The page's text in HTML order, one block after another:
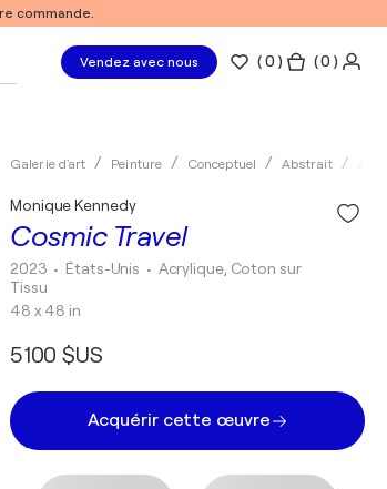
commande.
Vendez avec nous (0 ) ( 0 )
Galerie d'art Peinture Conceptuel Abstrait
Cosmic Travel
Monique Kennedy
2023 • États-Unis • Acrylique, Coton sur
Tissu
48 x 48 in
5 100 $US
Acquérir cette œuvre